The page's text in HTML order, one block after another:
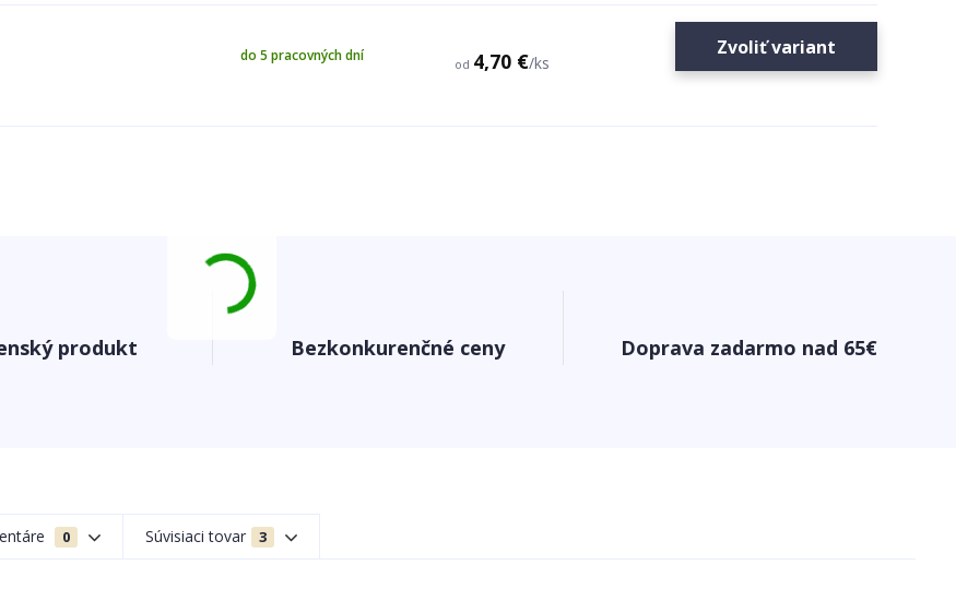
od 4,70 €/ks
do 5 pracovných dní Zvoliť variant
produkt Bezkonkurenčné ceny Doprava zadarmo nad 65€
0 Súvisiaci tovar 3